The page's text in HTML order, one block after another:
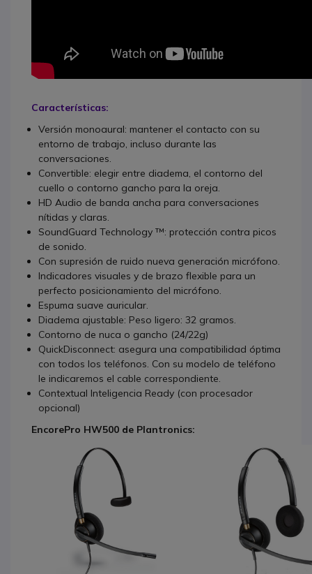
Características:
Versión monoaural: mantener el contacto con su
entorno de trabajo, incluso durante las
conversaciones.
Convertible: elegir entre diadema, el contorno del
cuello o contorno gancho para la oreja.
HD Audio de banda ancha para conversaciones
nítidas y claras.
SoundGuard Technology ™: protección contra picos
de sonido.
Con supresión de ruido nueva generación micrófono.
Indicadores visuales y de brazo flexible para un
perfecto posicionamiento del micrófono.
Espuma suave auricular.
Diadema ajustable: Peso ligero: 32 gramos.
Contorno de nuca o gancho (24/22g)
QuickDisconnect: asegura una compatibilidad óptima
con todos los teléfonos. Con su modelo de teléfono
le indicaremos el cable correspondiente.
Contextual Inteligencia Ready (con procesador
opcional)
EncorePro HW500 de Plantronics: